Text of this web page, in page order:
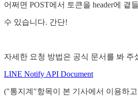
어쩌면 POST에서 토큰을 header에 곁
수 있습니다. 간단!
자세한 요청 방법은 공식 문서를 봐 주
LINE Notify API Document
("통지계"항목이 본 기사에서 이용하